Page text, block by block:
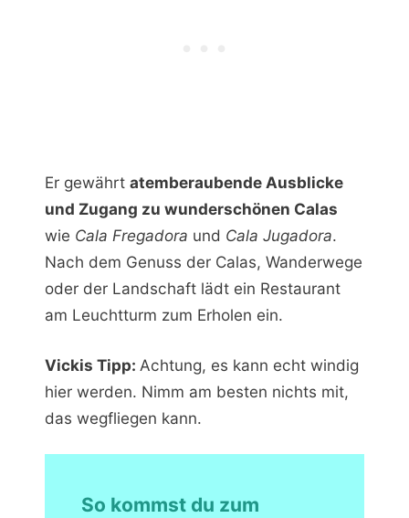
Er gewährtatemberaubende Ausblicke
und Zugang zu wunderschönen Calas
wie Cala Fregadora und Cala Jugadora.
Nach dem Genuss der Calas, Wanderwege
oder der Landschaft lädt ein Restaurant
am Leuchtturm zum Erholen ein.
Vickis Tipp: Achtung, es kann echt windig
hier werden. Nimm am besten nichts mit,
das wegfliegen kann.
So kommst du zum